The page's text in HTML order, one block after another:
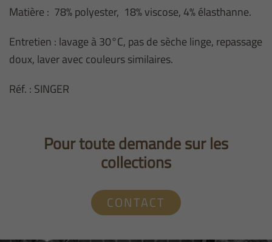
Matière : 78% polyester, 18% viscose, 4% élasthanne.
Entretien : lavage à 30°C, pas de sèche linge, repassage
doux, laver avec couleurs similaires.
Réf. : SINGER
Pour toute demande sur les
collections
CONTACT